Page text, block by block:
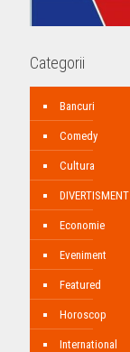
Categorii
Bancuri
Comedy
Cultura
DIVERTISMENT
Economie
Eveniment
Featured
Horoscop
International